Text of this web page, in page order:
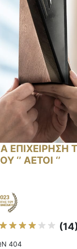
ΕΠΙΧΕΙΡΗΣΗ
‘’ ΑΕΤΟΙ ‘’
404